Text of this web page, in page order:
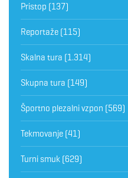
Pristop (137)
Reportaže (115)
Skalna tura (1.314)
Skupna tura (149)
Športno plezalni vzpon (569)
Tekmovanje (41)
Turni smuk (629)